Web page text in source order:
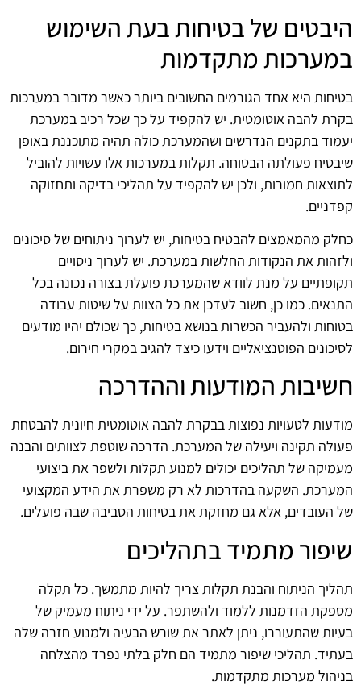
היבטים של בטיחות בעת השימוש
במערכות מתקדמות
בטיחות היא אחד הגורמים החשובים ביותר כאשר מדובר במערכות
בקרת להבה אוטומטית. יש להקפיד על כך שכל רכיב במערכת
יעמוד בתקנים הנדרשים ושהמערכת כולה תהיה מתוכננת באופן
שיבטיח פעולתה הבטוחה. תקלות במערכות אלו עשויות להוביל
לתוצאות חמורות, ולכן יש להקפיד על תהליכי בדיקה ותחזוקה
קפדניים.
כחלק מהמאמצים להבטיח בטיחות, יש לערוך ניתוחים של סיכונים
ולזהות את הנקודות החלשות במערכת. יש לערוך ניסויים
תקופתיים על מנת לוודא שהמערכת פועלת בצורה נכונה בכל
התנאים. כמו כן, חשוב לעדכן את כל הצוות על שיטות עבודה
בטוחות ולהעביר הכשרות בנושא בטיחות, כך שכולם יהיו מודעים
לסיכונים הפוטנציאליים וידעו כיצד להגיב במקרי חירום.
חשיבות המודעות וההדרכה
מודעות לטעויות נפוצות בבקרת להבה אוטומטית חיונית להבטחת
פעולה תקינה ויעילה של המערכת. הדרכה שוטפת לצוותים והבנה
מעמיקה של תהליכים יכולים למנוע תקלות ולשפר את ביצועי
המערכת. השקעה בהדרכות לא רק משפרת את הידע המקצועי
של העובדים, אלא גם מחזקת את בטיחות הסביבה שבה פועלים.
שיפור מתמיד בתהליכים
תהליך הניתוח והבנת תקלות צריך להיות מתמשך. כל תקלה
מספקת הזדמנות ללמוד ולהשתפר. על ידי ניתוח מעמיק של
בעיות שהתעוררו, ניתן לאתר את שורש הבעיה ולמנוע חזרה שלה
בעתיד. תהליכי שיפור מתמיד הם חלק בלתי נפרד מהצלחה
בניהול מערכות מתקדמות.